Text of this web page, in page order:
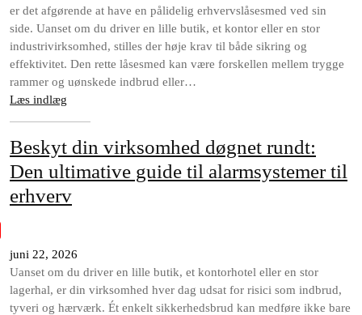
er det afgørende at have en pålidelig erhvervslåsesmed ved sin
side. Uanset om du driver en lille butik, et kontor eller en stor
industrivirksomhed, stilles der høje krav til både sikring og
effektivitet. Den rette låsesmed kan være forskellen mellem trygge
rammer og uønskede indbrud eller…
Læs indlæg
Beskyt din virksomhed døgnet rundt:
Den ultimative guide til alarmsystemer til
erhverv
juni 22, 2026
Uanset om du driver en lille butik, et kontorhotel eller en stor
lagerhal, er din virksomhed hver dag udsat for risici som indbrud,
tyveri og hærværk. Ét enkelt sikkerhedsbrud kan medføre ikke bare